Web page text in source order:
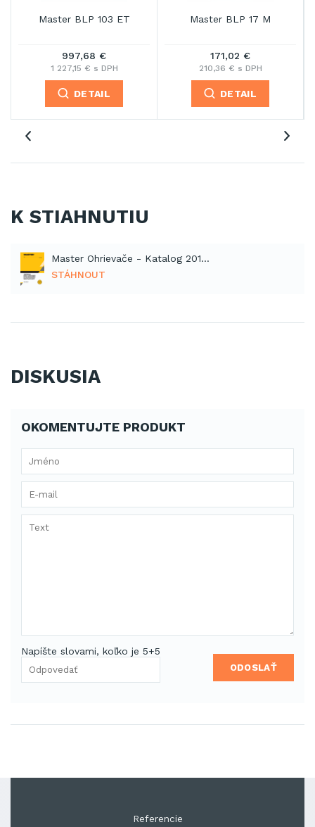
Master BLP 103 ET
997,68 €
1 227,15 € s DPH
DETAIL
Master BLP 17 M
171,02 €
210,36 € s DPH
DETAIL
K STIAHNUTIU
Master Ohrievače - Katalog 2016 - 2017 (PDF)
STÁHNOUT
DISKUSIA
OKOMENTUJTE PRODUKT
Napíšte slovami, koľko je 5+5
ODOSLAŤ
Referencie